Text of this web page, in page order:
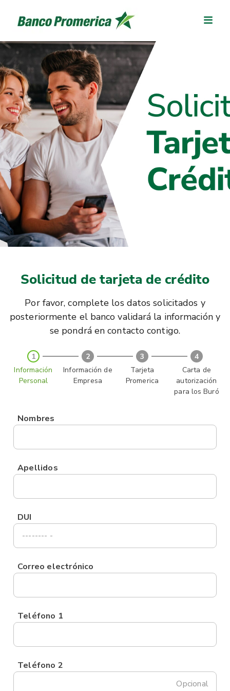
Solicitud de tarjeta de crédito
Por favor, complete los datos solicitados y
posteriormente el banco validará la información y
se pondrá en contacto contigo.
1
Información
Personal
2
Información de
Empresa
3
Tarjeta
Promerica
4
Carta de
autorización
para los Buró
Nombres
Apellidos
DUI
Correo electrónico
Teléfono 1
Teléfono 2
Opcional